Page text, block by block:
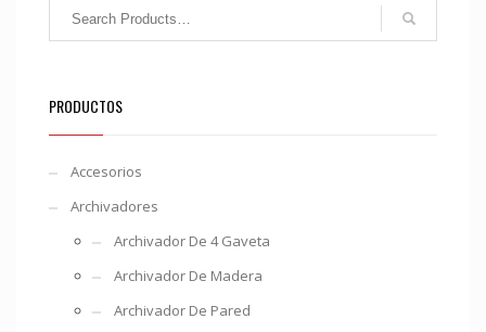
PRODUCTOS
Accesorios
Archivadores
Archivador De 4 Gaveta
Archivador De Madera
Archivador De Pared